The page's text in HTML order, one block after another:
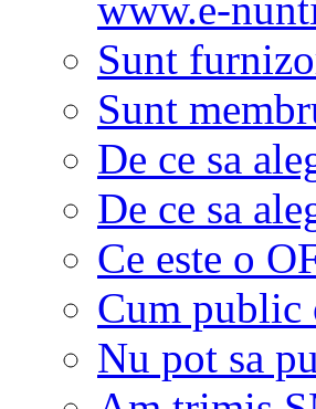
Sunt
Sunt
De ce sa
De ce sa
Ce este o
Cum public
Nu pot sa